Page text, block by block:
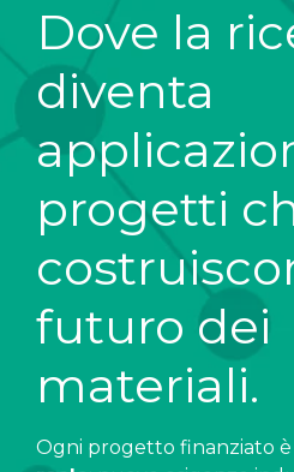
Dove la
diventa
progetti
futuro dei
materiali.
Ogni progetto finanziato